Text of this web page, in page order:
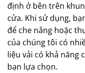
định ở bên trên
cửa. Khi sử dụng,
để che nắng hoặc
của chúng tôi có
liệu vải có khả năng
bạn lựa chọn.